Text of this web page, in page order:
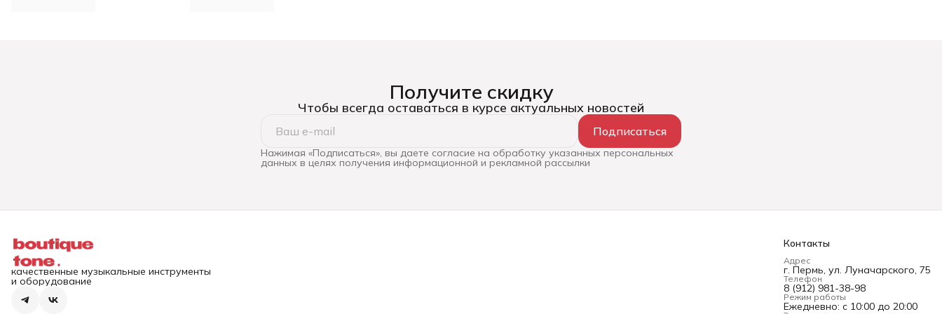
Получите скидку
Чтобы всегда оставаться в курсе актуальных новостей
Подписаться
Нажимая «Подписаться», вы даете согласие на обработку указанных персональных
данных в целях получения информационной и рекламной рассылки
качественные музыкальные инструменты
и оборудование
Контакты
Адрес
г. Пермь, ул. Луначарского, 75
Телефон
8 (912) 981-38-98
Режим работы
Ежедневно: с 10:00 до 20:00